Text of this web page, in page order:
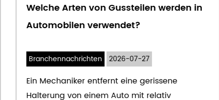
Welche Arten von Gussteilen werden in
Automobilen verwendet?
Branchennachrichten 2026-07-27
Ein Mechaniker entfernt eine gerissene
Halterung von einem Auto mit relativ